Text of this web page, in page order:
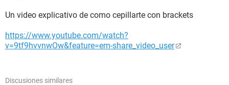
Un video explicativo de como cepillarte con brackets
https://www.youtube.com/watch?
v=9tf9hvvnwOw&feature=em-share_video_user
Discusiones similares